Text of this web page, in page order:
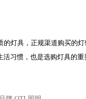
， 正规渠道购买的灯
生活习惯，也是选购灯具